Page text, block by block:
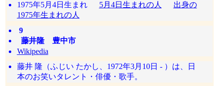
1975年5月4日生まれ 5月4日生まれの人
出身の
1975年生まれの人
9
藤井隆 豊中市
Wikipedia
藤井 隆（ふじい たかし、1972年3月10日 - ）は、日
本のお笑いタレント・俳優・歌手。